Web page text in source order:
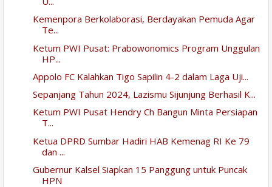
Kemenpora Berkolaborasi, Berdayakan Pemuda Agar
Te...
Ketum PWI Pusat: Prabowonomics Program Unggulan
HP...
Appolo FC Kalahkan Tigo Sapilin 4-2 dalam Laga Uji...
Sepanjang Tahun 2024, Lazismu Sijunjung Berhasil K...
Ketum PWI Pusat Hendry Ch Bangun Minta Persiapan
T...
Ketua DPRD Sumbar Hadiri HAB Kemenag RI Ke 79
dan ...
Gubernur Kalsel Siapkan 15 Panggung untuk Puncak
HPN